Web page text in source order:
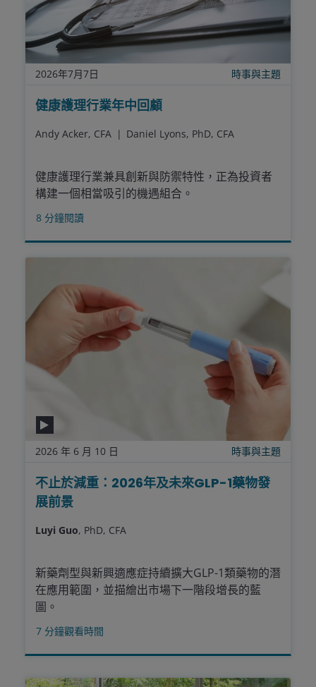
2026年7月7日 時事與主題
健康護理行業年中回顧
Andy Acker, CFA Daniel Lyons, PhD, CFA
健康護理行業兼具創新與防禦特性，正為投資者
構建一個相當吸引的機遇組合。
8 分鐘閱讀
2026 年 6 月 10 日 時事與主題
不止於減重：2026年及未來GLP-1藥物發
展前景
Luyi Guo, PhD, CFA
新藥劑型與新興適應症持續擴大GLP-1類藥物的潛
在應用範圍，並描繪出市場下一階段增長的藍
圖。
7 分鐘觀看時間